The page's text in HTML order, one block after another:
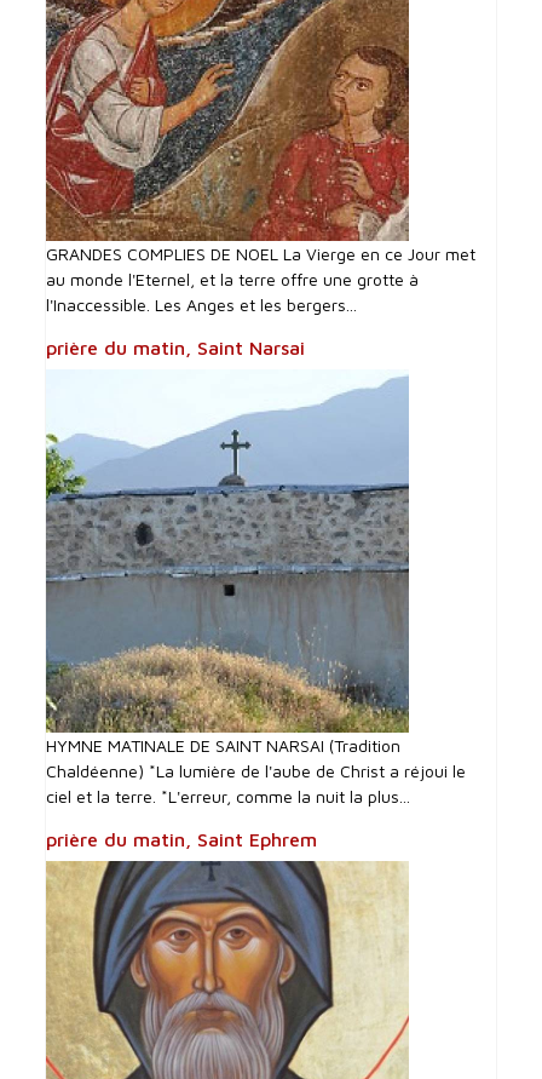
GRANDES COMPLIES DE NOEL La Vierge en ce Jour met
au monde l'Eternel, et la terre offre une grotte à
l'Inaccessible. Les Anges et les bergers...
prière du matin, Saint Narsai
HYMNE MATINALE DE SAINT NARSAI (Tradition
Chaldéenne) *La lumière de l'aube de Christ a réjoui le
ciel et la terre. *L'erreur, comme la nuit la plus...
prière du matin, Saint Ephrem